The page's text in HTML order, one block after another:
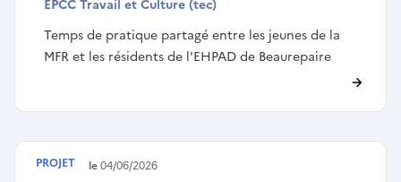
EPCC Travail et Culture (tec)
Temps de pratique partagé entre les jeunes de la
MFR et les résidents de l'EHPAD de Beaurepaire
Terminé le04/06/2026
PROJET